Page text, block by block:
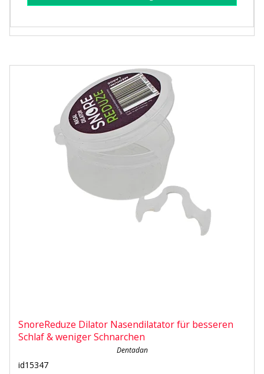
SnoreReduze Dilator Nasendilatator für besseren
Schlaf & weniger Schnarchen
Dentadan
id15347